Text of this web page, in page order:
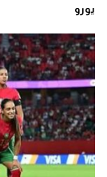
يورو